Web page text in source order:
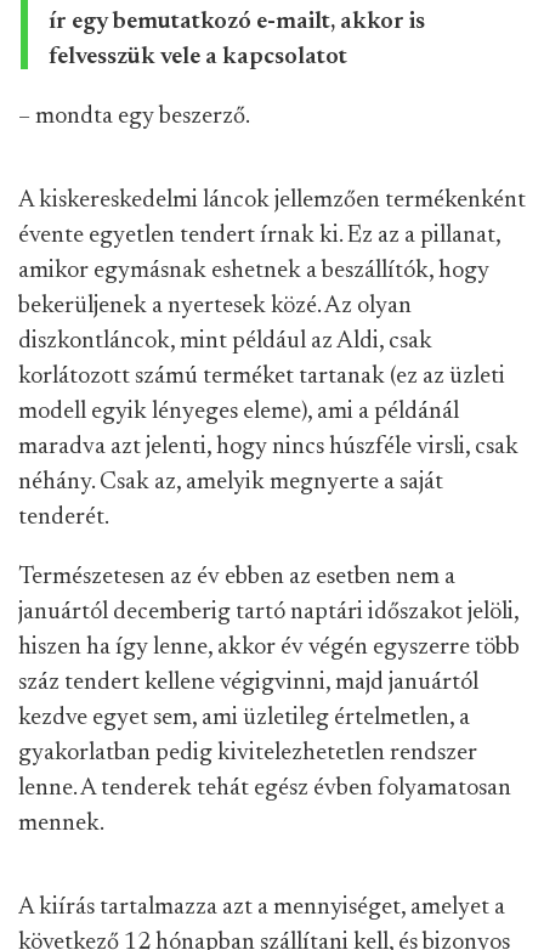
ír egy bemutatkozó e-mailt, akkor is
felvesszük vele a kapcsolatot
– mondta egy beszerző.
A kiskereskedelmi láncok jellemzően termékenként
évente egyetlen tendert írnak ki. Ez az a pillanat,
amikor egymásnak eshetnek a beszállítók, hogy
bekerüljenek a nyertesek közé. Az olyan
diszkontláncok, mint például az Aldi, csak
korlátozott számú terméket tartanak (ez az üzleti
modell egyik lényeges eleme), ami a példánál
maradva azt jelenti, hogy nincs húszféle virsli, csak
néhány. Csak az, amelyik megnyerte a saját
tenderét.
Természetesen az év ebben az esetben nem a
januártól decemberig tartó naptári időszakot jelöli,
hiszen ha így lenne, akkor év végén egyszerre több
száz tendert kellene végigvinni, majd januártól
kezdve egyet sem, ami üzletileg értelmetlen, a
gyakorlatban pedig kivitelezhetetlen rendszer
lenne. A tenderek tehát egész évben folyamatosan
mennek.
A kiírás tartalmazza azt a mennyiséget, amelyet a
következő 12 hónapban szállítani kell, és bizonyos